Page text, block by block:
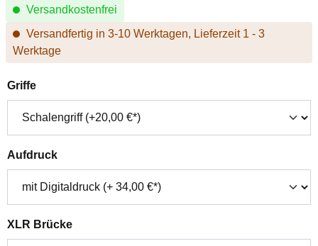
Versandkostenfrei
Versandfertig in 3-10 Werktagen, Lieferzeit 1 - 3
Werktage
Griffeauswählen
Aufdruckauswählen
XLR Brückeauswählen